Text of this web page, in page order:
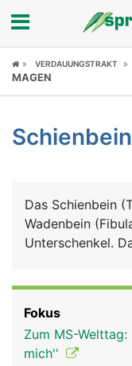
Fokus
Symptome
News
Rubriken
VERDAUUNGSTRAKT
MAGEN
Schienbein
Das Schienbein
Wadenbein
Unterschenkel.
langen Schaft
Haut liegt, und
Innenknöchel
Fokus
Zum MS-
mich''